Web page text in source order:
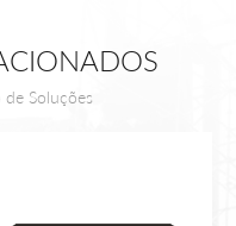
de Soluções